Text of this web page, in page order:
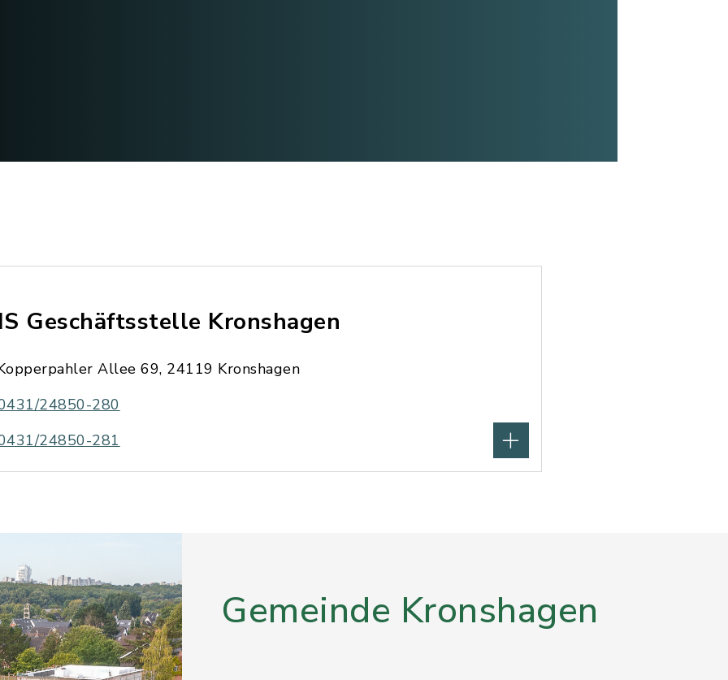
Geschäftsstelle Kronshagen
Allee 69, 24119 Kronshagen
24850-280
24850-281
Gemeinde Kronshagen